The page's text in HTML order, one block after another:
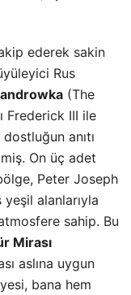
ederek sakin
Rus
(The
Frederick III ile
anıtı
On üç adet
Peter Joseph
yeşil alanlarıyla
sahip. Bu
Mirası
aslına uygun
bana hem